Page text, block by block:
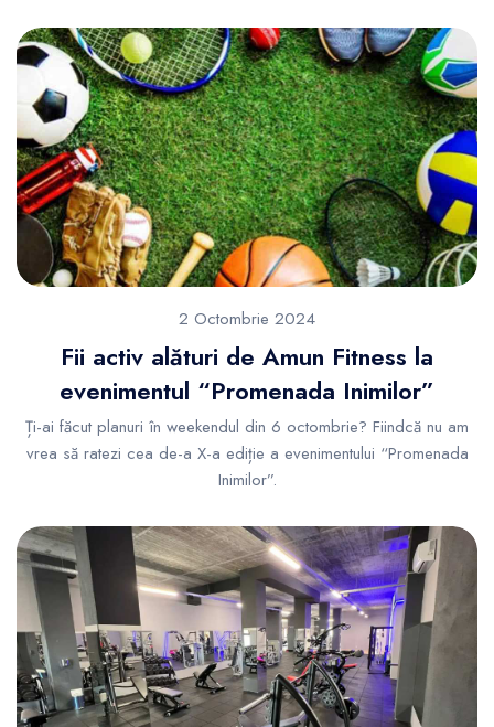
2 Octombrie 2024
Fii activ alături de Amun Fitness la
evenimentul “Promenada Inimilor”
Ți-ai făcut planuri în weekendul din 6 octombrie? Fiindcă nu am
vrea să ratezi cea de-a X-a ediție a evenimentului “Promenada
Inimilor”.